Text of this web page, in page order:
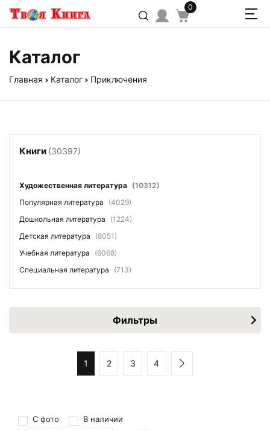
0
Каталог
Главная Каталог Приключения
Книги (30397)
Художественная литература (10312)
Популярная литература
(4029)
Дошкольная литература
(1224)
Детская литература
(8051)
Учебная литература
(6068)
Специальная литература
(713)
Фильтры
1 2 3 4
С фото В наличии